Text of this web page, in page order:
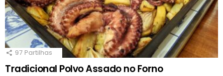
97 Partilhas
Tradicional Polvo Assado no Forno